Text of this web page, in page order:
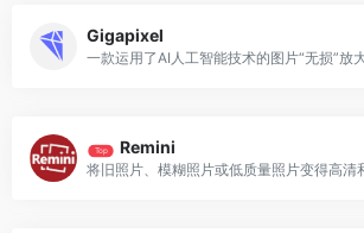
Gigapixel
一款运用了AI人工智能技术的图片“无损”放
Top Remini
将旧照片、模糊照片或低质量照片变得高清